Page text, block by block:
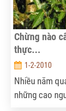
Chừng nào
thực...
1-2-2010
Nhiều năm
những cao